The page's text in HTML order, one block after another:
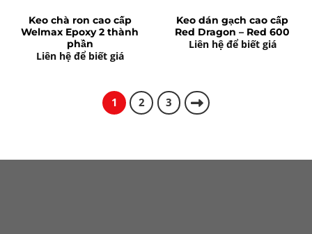
Keo chà ron cao cấp
Welmax Epoxy 2 thành
phần
Liên hệ để biết giá
Keo dán gạch cao cấp
Red Dragon – Red 600
Liên hệ để biết giá
1 2 3